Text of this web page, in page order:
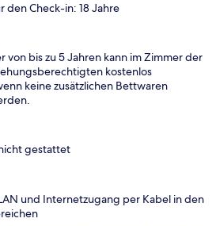
den Check-in: 18 Jahre
von bis zu 5 Jahren kann im Zimmer der
kostenlos
keine zusätzlichen Bettwaren
gestattet
und Internetzugang per Kabel in den